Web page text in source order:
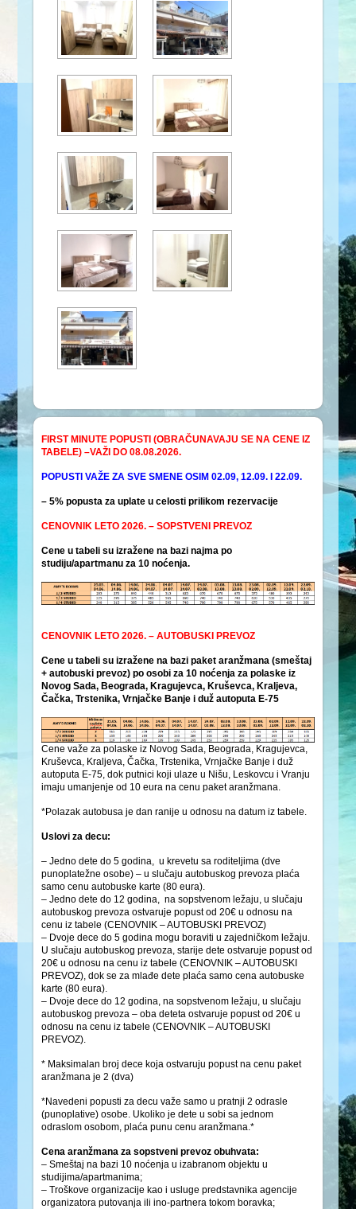
FIRST MINUTE POPUSTI (OBRAČUNAVAJU SE NA CENE IZ
TABELE) –VAŽI DO 08.08.2026.
POPUSTI VAŽEZA SVE SMENE OSIM 02.09, 12.09. I 22.09.
– 5% popusta za uplate u celosti prilikom rezervacije
CENOVNIK LETO 2026. – SOPSTVENI PREVOZ
Cene u tabeli su izražene na bazi najma po
studiju/apartmanu za 10 noćenja.
CENOVNIK LETO 2026. – AUTOBUSKI PREVOZ
Cene u tabeli su izražene na bazi paket aranžmana (smeštaj
+ autobuski prevoz) po osobi za 10 noćenja za polaske iz
Novog Sada, Beograda, Kragujevca, Kruševca, Kraljeva,
Čačka, Trstenika, Vrnjačke Banje i duž autoputa E-75
Cene važe za polaske iz Novog Sada, Beograda, Kragujevca,
Kruševca, Kraljeva, Čačka, Trstenika, Vrnjačke Banje i duž
autoputa E-75, dok putnici koji ulaze u Nišu, Leskovcu i Vranju
imaju umanjenje od 10 eura na cenu paket aranžmana.
*Polazak autobusa je dan ranije u odnosu na datum iz tabele.
Uslovi za decu:
– Jedno dete do 5 godina, u krevetu sa roditeljima (dve
punoplatežne osobe) – u slučaju autobuskog prevoza plaća
samo cenu autobuske karte (80 eura).
– Jedno dete do 12 godina, na sopstvenom ležaju, u slučaju
autobuskog prevoza ostvaruje popust od 20€ u odnosu na
cenu iz tabele (CENOVNIK – AUTOBUSKI PREVOZ)
– Dvoje dece do 5 godina mogu boraviti u zajedničkom ležaju.
U slučaju autobuskog prevoza, starije dete ostvaruje popust od
20€ u odnosu na cenu iz tabele (CENOVNIK – AUTOBUSKI
PREVOZ), dok se za mlađe dete plaća samo cena autobuske
karte (80 eura).
– Dvoje dece do 12 godina, na sopstvenom ležaju, u slučaju
autobuskog prevoza – oba deteta ostvaruje popust od 20€ u
odnosu na cenu iz tabele (CENOVNIK – AUTOBUSKI
PREVOZ).
* Maksimalan broj dece koja ostvaruju popust na cenu paket
aranžmana je 2 (dva)
*Navedeni popusti za decu važe samo u pratnji 2 odrasle
(punoplative) osobe. Ukoliko je dete u sobi sa jednom
odraslom osobom, plaća punu cenu aranžmana.*
Cena aranžmana za sopstveni prevoz obuhvata:
– Smeštaj na bazi 10 noćenja u izabranom objektu u
studijima/apartmanima;
– Troškove organizacije kao i usluge predstavnika agencije
organizatora putovanja ili ino-partnera tokom boravka;